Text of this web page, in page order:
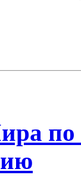
по